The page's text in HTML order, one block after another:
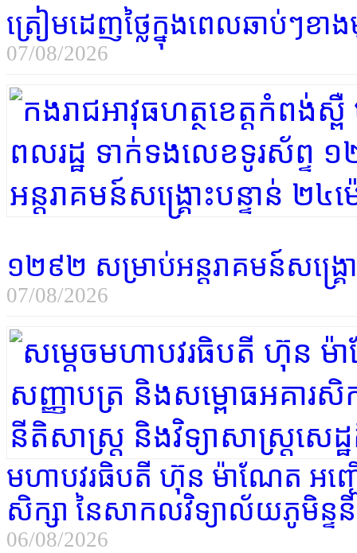
ត្រៀមដេញថ្លៃក្នុងពេលឆាប់ៗខា
07/08/2026
១២៩២ សម្រាប់អន្តរាគមន៍សង្គ្រ
07/08/2026
មហាបវរធិបតី ហ៊ុន ម៉ាណែត អញ្
សិក្សា នៃសាកលវិទ្យាល័យភូមិន្ទនី
06/08/2026